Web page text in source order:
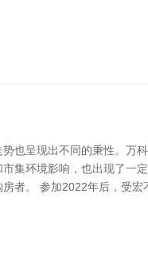
也呈现出不同的秉性。万
集环境影响，也出现了
者。 参加2022年后，受